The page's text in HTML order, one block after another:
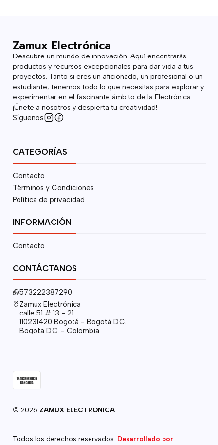
Zamux Electrónica
Descubre un mundo de innovación. Aquí encontrarás
productos y recursos excepcionales para dar vida a tus
proyectos. Tanto si eres un aficionado, un profesional o un
estudiante, tenemos todo lo que necesitas para explorar y
experimentar en el fascinante ámbito de la Electrónica.
¡Únete a nosotros y despierta tu creatividad!
Síguenos
CATEGORÍAS
Contacto
Términos y Condiciones
Política de privacidad
INFORMACIÓN
Contacto
CONTÁCTANOS
573222387290
Zamux Electrónica
calle 51 # 13 - 21
110231420 Bogotá - Bogotá D.C.
Bogota D.C. - Colombia
2026 ZAMUX ELECTRONICA
Todos los derechos reservados. Desarrollado por